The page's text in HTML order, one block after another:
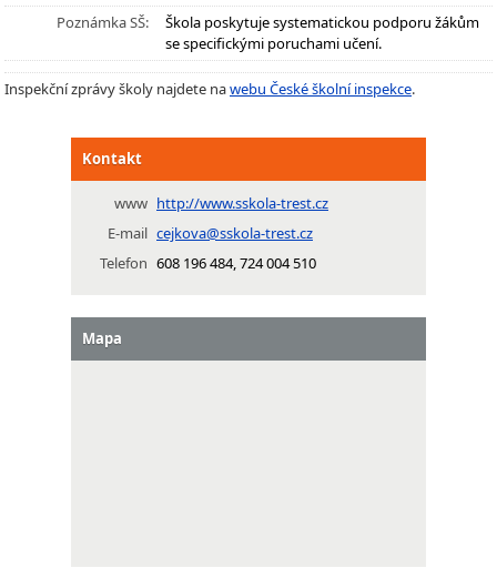
Poznámka SŠ:
Škola poskytuje systematickou podporu žákům
se specifickými poruchami učení.
Inspekční zprávy školy najdete nawebu České školní inspekce.
Kontakt
www http://www.sskola-trest.cz
E-mail cejkova@sskola-trest.cz
Telefon 608 196 484, 724 004 510
Mapa